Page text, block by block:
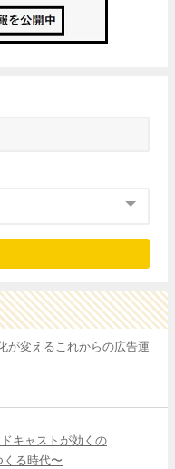
が変えるこれからの広告運
キャストが効くの
くる時代〜